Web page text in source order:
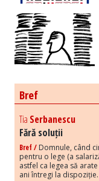
Bref
Tia Serbanescu
Fără soluții
Bref / Domnule, când
pentru o lege (a
astfel ca legea să
ani întregi la dispoziție.